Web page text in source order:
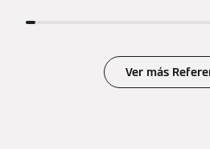
Ver más